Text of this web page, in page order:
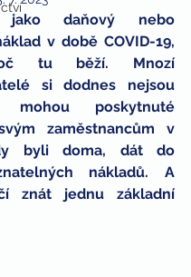
jako daňový nebo
v době COVID-19,
tu běží. Mnozí
si dodnes nejsou
poskytnuté
zaměstnancům v
byli doma, dát do
nákladů. A
znát jednu základní